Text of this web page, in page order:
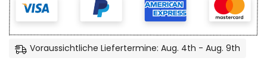
Voraussichtliche Liefertermine: Aug. 4th - Aug. 9th